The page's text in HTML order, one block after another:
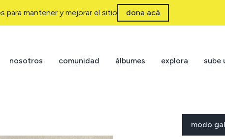
para mantener y mejorar el sitio dona acá
nosotros comunidad álbumes explora sube
modo